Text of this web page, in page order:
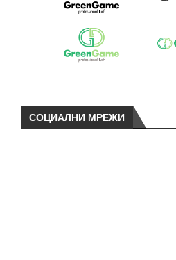
СОЦИАЛНИ МРЕЖИ